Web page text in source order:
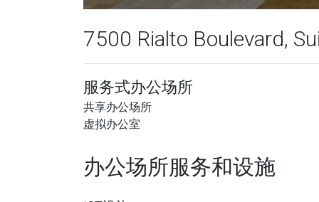
7500 Rialto Boulevard,
服务式办公场所
共享办公场所
虚拟办公室
办公场所服务和设施